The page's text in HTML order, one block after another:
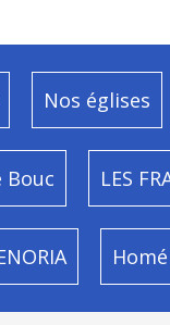
Nos églises
LES